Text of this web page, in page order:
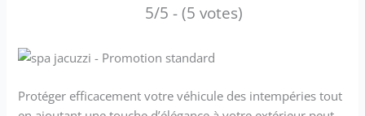
5/5 - (5 votes)
Protéger efficacement votre véhicule des intempéries tout